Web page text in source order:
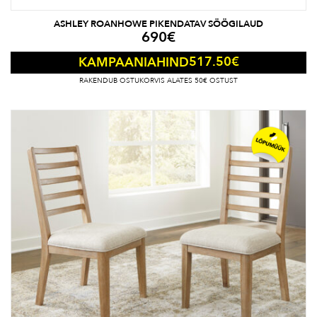
ASHLEY ROANHOWE PIKENDATAV SÖÖGILAUD
690€
KAMPAANIAHIND517.50€
RAKENDUB OSTUKORVIS ALATES 50€ OSTUST